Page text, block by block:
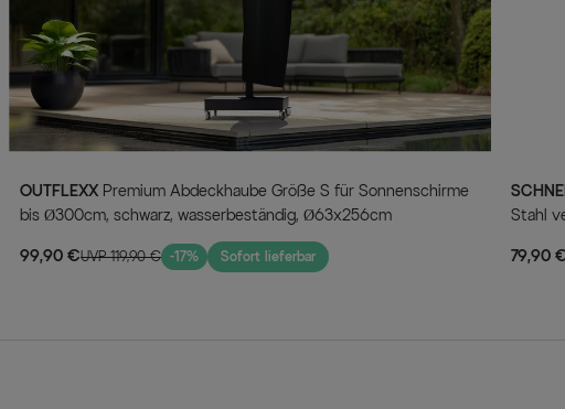
OUTFLEXX
bis Ø300cm, schwarz, wasserbeständig, Ø63x256cm
99,90 €UVP 119,90 € -17% Sofort lieferbar
Stahl
79,90